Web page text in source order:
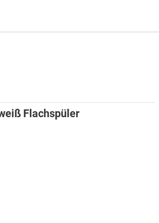
Flachspüler